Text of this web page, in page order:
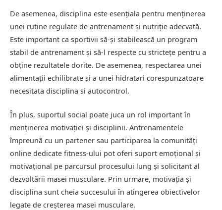
De asemenea, disciplina este esențiala pentru menținerea
unei rutine regulate de antrenament și nutriție adecvată.
Este important ca sportivii să-și stabilească un program
stabil de antrenament și să-l respecte cu strictețe pentru a
obține rezultatele dorite. De asemenea, respectarea unei
alimentații echilibrate și a unei hidratari corespunzatoare
necesitata disciplina si autocontrol.
În plus, suportul social poate juca un rol important în
menținerea motivației și disciplinii. Antrenamentele
împreunã cu un partener sau participarea la comunitãți
online dedicate fitness-ului pot oferi suport emoţional şi
motivaţional pe parcursul procesului lung şi solicitant al
dezvoltãrii masei musculare. Prin urmare, motivaţia şi
disciplina sunt cheia succesului în atingerea obiectivelor
legate de creşterea masei musculare.